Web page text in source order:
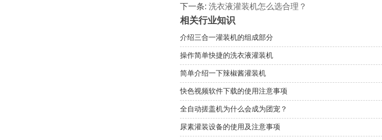
下一条: 洗衣液灌装机怎么选合理？
相关行业知识
介绍三合一灌装机的组成部分
操作简单快捷的洗衣液灌装机
简单介绍一下辣椒酱灌装机
快色视频软件下载的使用注意事项
全自动搓盖机为什么会成为团宠？
尿素灌装设备的使用及注意事项